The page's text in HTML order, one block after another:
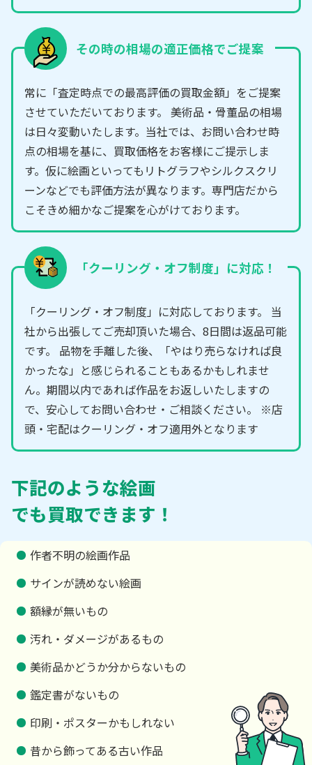
その時の相場の適正価格でご提案
常に「査定時点での最高評価の買取金額」をご提案
させていただいております。 美術品・骨董品の相場
は日々変動いたします。当社では、お問い合わせ時
点の相場を基に、買取価格をお客様にご提示しま
す。仮に絵画といってもリトグラフやシルクスクリ
ーンなどでも評価方法が異なります。専門店だから
こそきめ細かなご提案を心がけております。
「クーリング・オフ制度」に対応！
「クーリング・オフ制度」に対応しております。 当
社から出張してご売却頂いた場合、8日間は返品可能
です。 品物を手離した後、「やはり売らなければ良
かったな」と感じられることもあるかもしれませ
ん。期間以内であれば作品をお返しいたしますの
で、安心してお問い合わせ・ご相談ください。 ※店
頭・宅配はクーリング・オフ適用外となります
下記のような絵画
でも買取できます！
作者不明の絵画作品
サインが読めない絵画
額縁が無いもの
汚れ・ダメージがあるもの
美術品かどうか分からないもの
鑑定書がないもの
印刷・ポスターかもしれない
昔から飾ってある古い作品